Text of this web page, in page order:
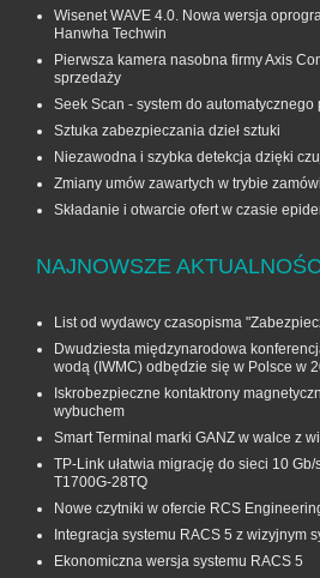
Wisenet WAVE 4.0. Nowa wersja
Hanwha Techwin
Pierwsza kamera nasobna firmy Axis
sprzedaży
Seek Scan - system do automatycznego
Sztuka zabezpieczania dzieł sztuki
Niezawodna i szybka detekcja dzięki
Zmiany umów zawartych w trybie
Składanie i otwarcie ofert w czasie
NAJNOWSZE
List od wydawcy czasopisma
Dwudziesta międzynarodowa
wodą (IWMC) odbędzie się w Polsce w
Iskrobezpieczne kontaktrony
wybuchem
Smart Terminal marki GANZ w walce z
TP-Link ułatwia migrację do sieci 10
T1700G‑28TQ
Nowe czytniki w ofercie RCS
Integracja systemu RACS 5 z wizyjnym
Ekonomiczna wersja systemu RACS 5